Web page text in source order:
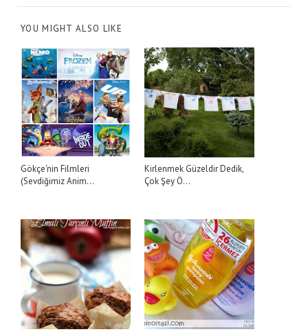
YOU MIGHT ALSO LIKE
Gökçe'nin Filmleri
(Sevdiğimiz Anim...
Kirlenmek Güzeldir Dedik,
Çok Şey Ö...